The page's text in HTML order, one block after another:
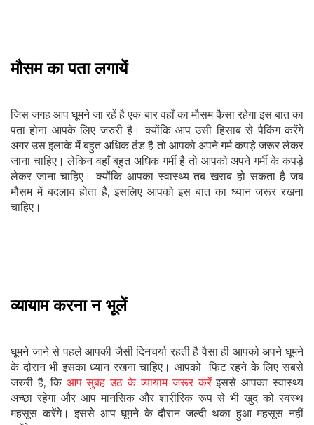
मौसम का पता लगायें
जिस जगह आप घूमने जा रहें है एक बार वहाँ का मौसम कैसा रहेगा इस बात का
पता होना आपके लिए जरुरी है। क्योंकि आप उसी हिसाब से पैकिंग करेंगे
अगर उस इलाके में बहुत अधिक ठंड है तो आपको अपने गर्म कपड़े जरूर लेकर
जाना चाहिए। लेकिन वहाँ बहुत अधिक गर्मी है तो आपको अपने गर्मी के कपड़े
लेकर जाना चाहिए। क्योंकि आपका स्वास्थ्य तब खराब हो सकता है जब
मौसम में बदलाव होता है, इसलिए आपको इस बात का ध्यान जरूर रखना
चाहिए।
व्यायाम करना न भूलें
घूमने जाने से पहले आपकी जैसी दिनचर्या रहती है वैसा ही आपको अपने घूमने
के दौरान भी इसका ध्यान रखना चाहिए। आपको फिट रहने के लिए सबसे
जरुरी है, कि आप सुबह उठ के व्यायाम जरूर करेंइससे आपका स्वास्थ्य
अच्छा रहेगा और आप मानसिक और शारीरिक रूप से भी खुद को स्वस्थ
महसूस करेंगे। इससे आप घूमने के दौरान जल्दी थका हुआ महसूस नहीं